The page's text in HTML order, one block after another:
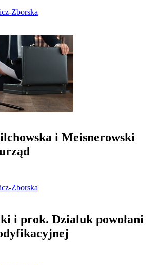
Zborska
i Meisnerowski
Zborska
i prok. Dzialuk powołani